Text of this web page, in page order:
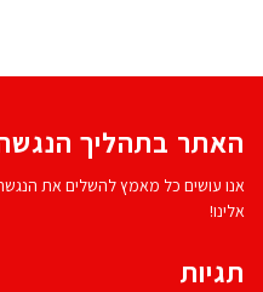
האתר בתהליך הנגשה
אנו עושים כל מאמץ להשלים את
אלינו!
תגיות